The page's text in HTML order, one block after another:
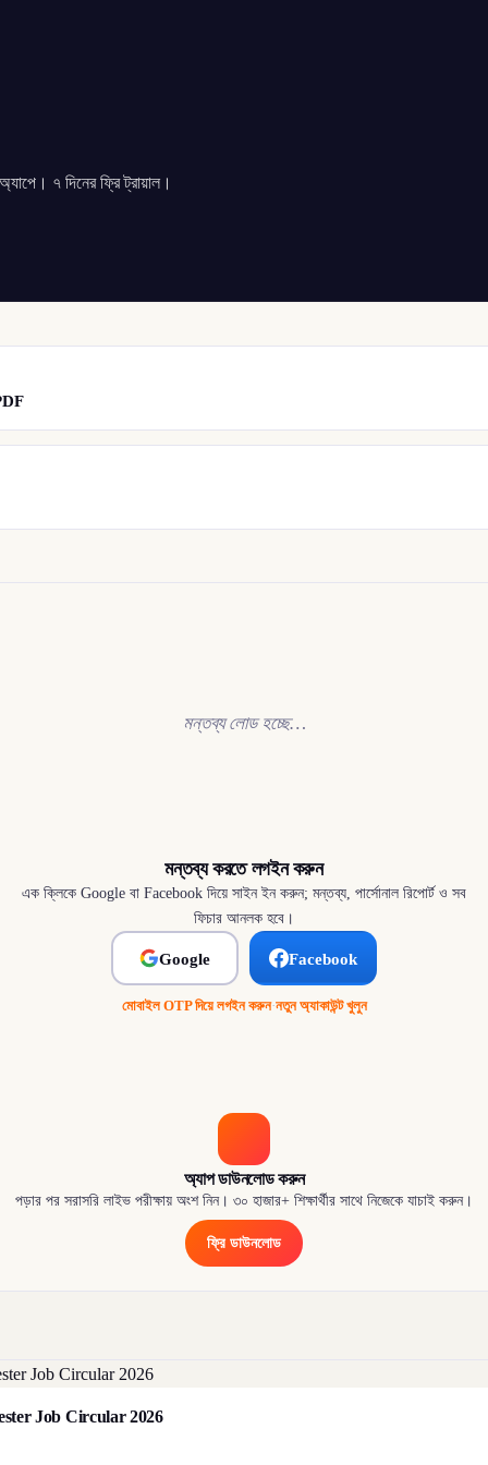
৭ দিনের ফ্রি ট্রায়াল।
মন্তব্য লোড হচ্ছে…
মন্তব্য করতে লগইন করুন
এক ক্লিকে Google বা Facebook দিয়ে সাইন ইন করুন; মন্তব্য, পার্সোনাল রিপোর্ট ও সব
ফিচার আনলক হবে।
Google Facebook
মোবাইল OTP দিয়ে লগইন করুন·নতুন অ্যাকাউন্ট খুলুন
অ্যাপ ডাউনলোড করুন
পড়ার পর সরাসরি লাইভ পরীক্ষায় অংশ নিন। ৩০ হাজার+ শিক্ষার্থীর সাথে নিজেকে যাচাই করুন।
ফ্রি ডাউনলোড
Job Circular 2026